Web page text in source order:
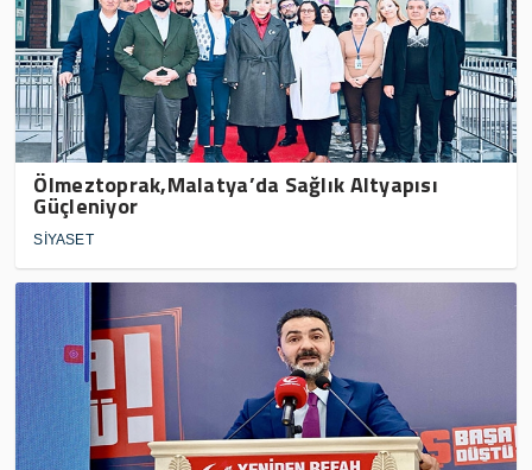
Ölmeztoprak,Malatya’da Sağlık Altyapısı
Güçleniyor
SİYASET